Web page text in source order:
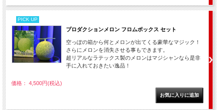
PICK UP
プロダクションメロン フロムボックス セット
空っぽの箱から何とメロンが出てくる豪華なマジック！
さらにメロンを消失させる事もできます。
超リアルなラテックス製のメロンはマジシャンなら是非
手に入れておきたい逸品！
価格： 4,500円(税込)